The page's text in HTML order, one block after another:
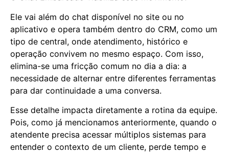
Ele vai além do chat disponível no site ou no
aplicativo e opera também dentro do CRM, como um
tipo de central, onde atendimento, histórico e
operação convivem no mesmo espaço. Com isso,
elimina-se uma fricção comum no dia a dia: a
necessidade de alternar entre diferentes ferramentas
para dar continuidade a uma conversa.
Esse detalhe impacta diretamente a rotina da equipe.
Pois, como já mencionamos anteriormente, quando o
atendente precisa acessar múltiplos sistemas para
entender o contexto de um cliente, perde tempo e